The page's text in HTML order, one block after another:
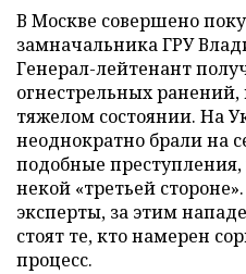
В Москве совершено
замначальника ГРУ
Генерал-лейтенант
огнестрельных
тяжелом состоянии. На
неоднократно брали на
подобные
некой «третьей
эксперты, за этим
стоят те, кто намерен
процесс.